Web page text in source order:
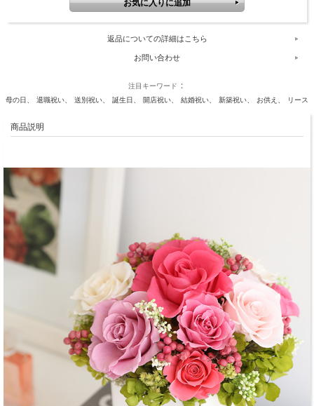
返品についての詳細はこちら
お問い合わせ
注目キーワード
母の日
退職祝い 送別祝い 誕生日 開店祝い 結婚祝い 新築祝い お供え リース
商品説明